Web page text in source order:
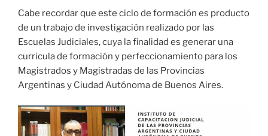
Cabe recordar que este ciclo de formación es producto
de un trabajo de investigación realizado por las
Escuelas Judiciales, cuya la finalidad es generar una
curricula de formación y perfeccionamiento para los
Magistrados y Magistradas de las Provincias
Argentinas y Ciudad Autónoma de Buenos Aires.